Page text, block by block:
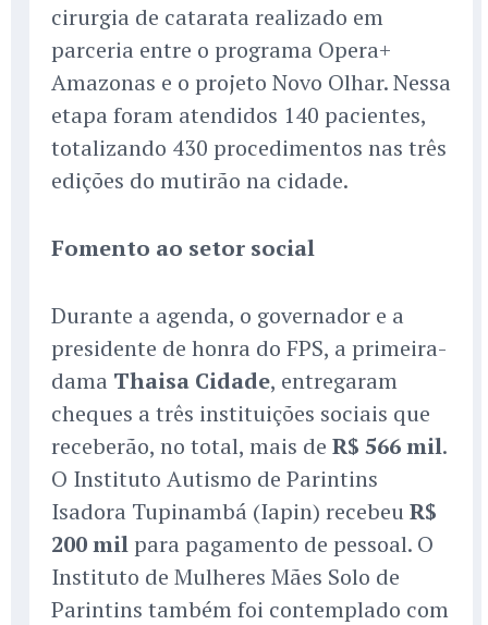
cirurgia de catarata realizado em
parceria entre o programa Opera+
Amazonas e o projeto Novo Olhar. Nessa
etapa foram atendidos 140 pacientes,
totalizando 430 procedimentos nas três
edições do mutirão na cidade.
Fomento ao setor social
Durante a agenda, o governador e a
presidente de honra do FPS, a primeira-
dama Thaisa Cidade, entregaram
cheques a três instituições sociais que
receberão, no total, mais de R$ 566 mil.
O Instituto Autismo de Parintins
Isadora Tupinambá (Iapin) recebeu R$
200 mil para pagamento de pessoal. O
Instituto de Mulheres Mães Solo de
Parintins também foi contemplado com